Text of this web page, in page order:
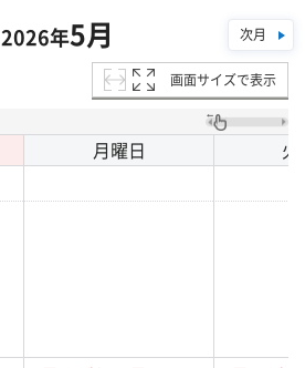
2026年5月 次月
画面サイズで表示
月曜日 火